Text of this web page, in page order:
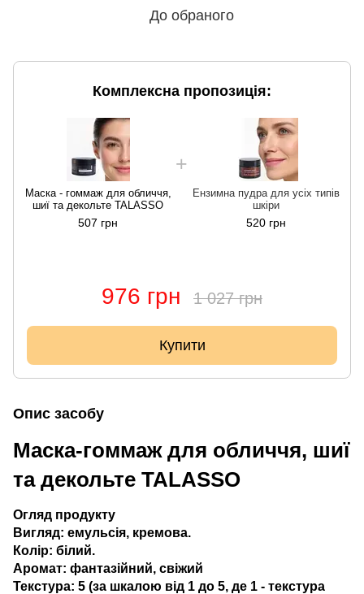
До обраного
Комплексна пропозиція:
Маска - гоммаж для обличчя,
шиї та декольте TALASSO
507 грн
Ензимна пудра для усіх типів
шкіри
520 грн
976 грн 1 027 грн
Купити
Опис засобу
Маска-гоммаж для обличчя, шиї
та декольте TALASSO
Огляд продукту
Вигляд: емульсія, кремова.
Колір: білий.
Аромат: фантазійний, свіжий
Текстура: 5 (за шкалою від 1 до 5, де 1 - текстура